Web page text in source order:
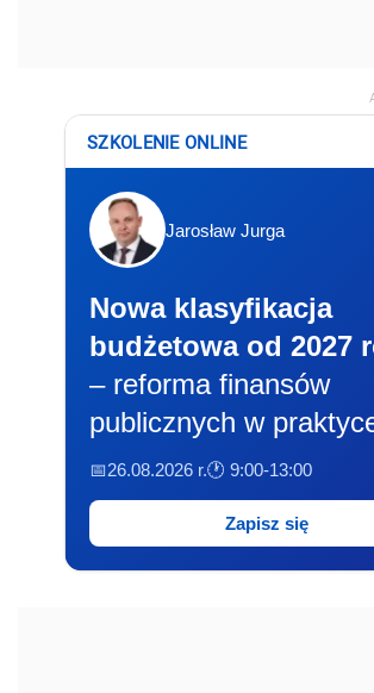
SZKOLENIE ONLINE
Jarosław Jurga
Nowa klasyfikacja
budżetowa od 2027
– reforma finansów
publicznych w
📅26.08.2026 r.🕐 9:00-13:00
Zapisz się